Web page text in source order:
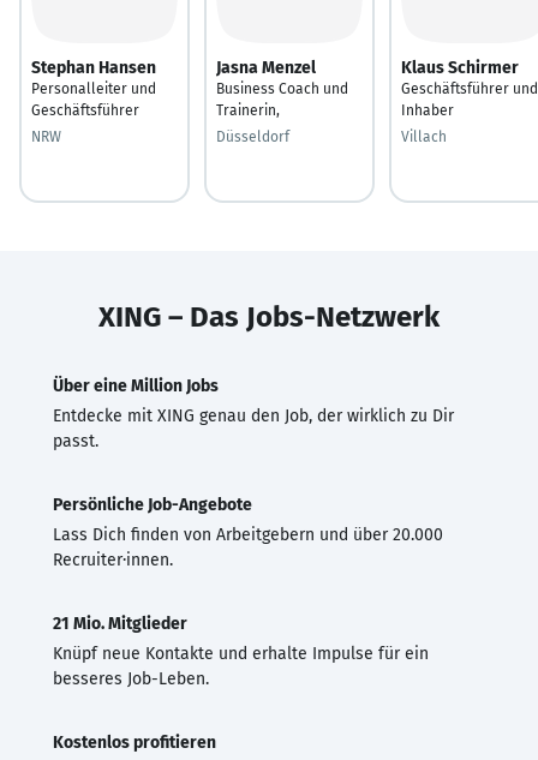
Stephan Hansen
Personalleiter und
Geschäftsführer
NRW
Jasna Menzel
Business Coach und
Trainerin,
Düsseldorf
Klaus Schirmer
Geschäftsführer und
Inhaber
Villach
XING – Das Jobs-Netzwerk
Über eine Million Jobs
Entdecke mit XING genau den Job, der wirklich zu Dir
passt.
Persönliche Job-Angebote
Lass Dich finden von Arbeitgebern und über 20.000
Recruiter·innen.
21 Mio. Mitglieder
Knüpf neue Kontakte und erhalte Impulse für ein
besseres Job-Leben.
Kostenlos profitieren